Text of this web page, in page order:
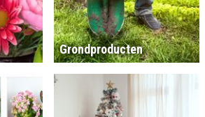
Grondproducten